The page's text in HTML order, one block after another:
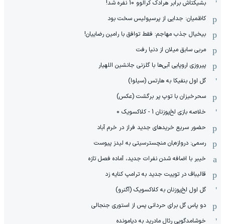
بشیکتاش برابر هرادک کرالوو 10 نفره شد!
کاظمیان: جدایی از پرسپولیس سخت بود
بیخیال جذب مهاجم: فقط توافق با رامین رضاییان!
مربی سابق میلان از دنیا رفت
پیروزی اروپایی آبی‌ها با گلزنی جانشین اللهیار
گل اول بنفیکا به هارتس (سیلوا)
سحرخیزان با توپ پر برگشت (عکس)
خلاصه بازی لخ‌پوزنان 1 - کلاکسویک 0
حضور سریع خریدهای جدید فراز در خرم آباد
رسمی: دروازه‌بان منچسترسیتی به لیدز پیوست
خیبر با اضافه شدن نفرات جدید، آماده فصل تازه
قالیباف در توییت جدید به ترامپ کنایه زد
گل اول لخ‌پوزنان به کلاکسویک (آگنرو)
دو پاس گل برای حردانی پس از استوری جنجالی
خوشامدگویی رئال مادرید به دیامونده